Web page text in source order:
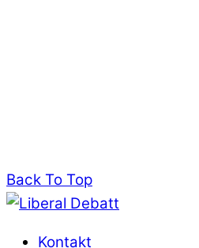
Back To Top
Kontakt